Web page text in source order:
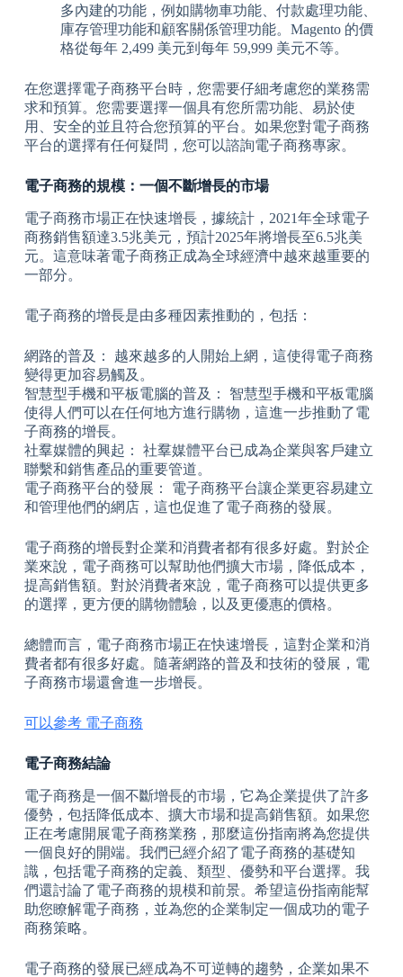
多內建的功能，例如購物車功能、付款處理功能、
庫存管理功能和顧客關係管理功能。Magento 的價
格從每年 2,499 美元到每年 59,999 美元不等。
在您選擇電子商務平台時，您需要仔細考慮您的業務需
求和預算。您需要選擇一個具有您所需功能、易於使
用、安全的並且符合您預算的平台。如果您對電子商務
平台的選擇有任何疑問，您可以諮詢電子商務專家。
電子商務的規模：一個不斷增長的市場
電子商務市場正在快速增長，據統計，2021年全球電子
商務銷售額達3.5兆美元，預計2025年將增長至6.5兆美
元。這意味著電子商務正成為全球經濟中越來越重要的
一部分。
電子商務的增長是由多種因素推動的，包括：
網路的普及： 越來越多的人開始上網，這使得電子商務
變得更加容易觸及。
智慧型手機和平板電腦的普及： 智慧型手機和平板電腦
使得人們可以在任何地方進行購物，這進一步推動了電
子商務的增長。
社羣媒體的興起： 社羣媒體平台已成為企業與客戶建立
聯繫和銷售產品的重要管道。
電子商務平台的發展： 電子商務平台讓企業更容易建立
和管理他們的網店，這也促進了電子商務的發展。
電子商務的增長對企業和消費者都有很多好處。對於企
業來說，電子商務可以幫助他們擴大市場，降低成本，
提高銷售額。對於消費者來說，電子商務可以提供更多
的選擇，更方便的購物體驗，以及更優惠的價格。
總體而言，電子商務市場正在快速增長，這對企業和消
費者都有很多好處。隨著網路的普及和技術的發展，電
子商務市場還會進一步增長。
可以參考 電子商務
電子商務結論
電子商務是一個不斷增長的市場，它為企業提供了許多
優勢，包括降低成本、擴大市場和提高銷售額。如果您
正在考慮開展電子商務業務，那麼這份指南將為您提供
一個良好的開端。我們已經介紹了電子商務的基礎知
識，包括電子商務的定義、類型、優勢和平台選擇。我
們還討論了電子商務的規模和前景。希望這份指南能幫
助您瞭解電子商務，並為您的企業制定一個成功的電子
商務策略。
電子商務的發展已經成為不可逆轉的趨勢，企業如果不